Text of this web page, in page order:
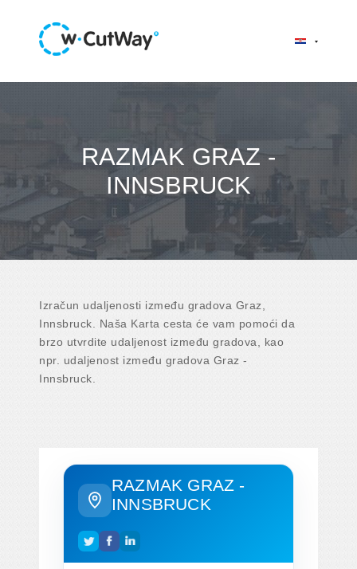
RAZMAK GRAZ -
INNSBRUCK
Izračun udaljenosti između gradova Graz,
Innsbruck. Naša Karta cesta će vam pomoći da
brzo utvrdite udaljenost između gradova, kao
npr. udaljenost između gradova Graz -
Innsbruck.
RAZMAK GRAZ -
INNSBRUCK